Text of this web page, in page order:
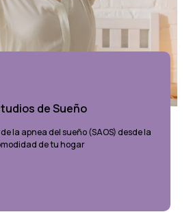
de Sueño
la apnea del sueño (SAOS) desde la
de tu hogar